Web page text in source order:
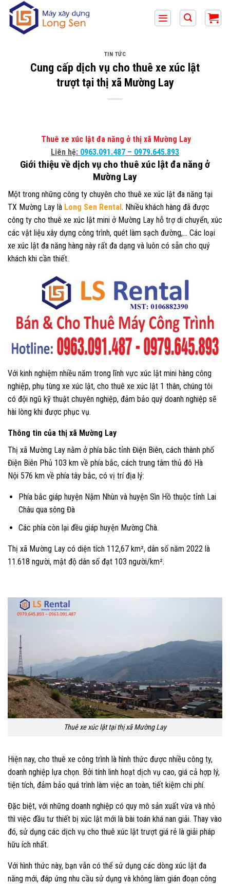
qua
TIN TỨC
Cung cấp dịch vụ cho thuê xe xúc lật
trượt tại thị xã Mường Lay
Thuê xe xúc lật đa năng ở thị xã Mường Lay
Liên hệ: 0963.091.487 – 0979.645.893
Giới thiệu về dịch vụ cho thuê xúc lật đa năng ở
Mường Lay
Một trong những công ty chuyên cho thuê xe xúc lật đa năng tại
TX Mường Lay là Long Sen Rental . Nhiều khách hàng đã được
công ty cho thuê xe xúc lật mini ở Mường Lay hỗ trợ di chuyển, xúc
các vật liệu xây dựng công trình, quét làm sạch đường,… Các loại
xe xúc lật đa năng hàng này rất đa dạng và luôn có sẵn cho quý
khách khi cần thiết.
Với kinh nghiệm nhiều năm trong lĩnh vực xúc lật mini hàng công
nghiệp, phụ tùng xe xúc lật, cho thuê xe xúc lật 1 thân, chúng tôi
có đội ngũ kỹ thuật chuyên nghiệp, đảm bảo quý doanh nghiệp sẽ
hài lòng khi được phục vụ.
Thông tin của thị xã Mường Lay
Thị xã Mường Lay nằm ở phía bắc tỉnh Điện Biên, cách thành phố
Điện Biên Phủ 103 km về phía bắc, cách trung tâm thủ đô Hà
Nội 576 km về phía tây bắc, có vị trí địa lý:
Phía bắc giáp huyện Nậm Nhùn và huyện Sìn Hồ thuộc tỉnh Lai
Châu qua sông Đà
Các phía còn lại đều giáp huyện Mường Chà.
Thị xã Mường Lay có diện tích 112,67 km², dân số năm 2022 là
11.618 người, mật độ dân số đạt 103 người/km².
Thuê xe xúc lật tại thị xã Mường Lay
Hiện nay, cho thuê xe công trình là hình thức được nhiều công ty,
doanh nghiệp lựa chọn. Bởi tính linh hoạt dịch vụ cao, giá cả hợp lý,
tiện tích, đảm bảo quá trình làm việc an toàn, tiết kiệm chi phí.
Đặc biệt, với những doanh nghiệp có quy mô sản xuất vừa và nhỏ
thì việc đầu tư thiết bị xúc lật mới là bài toán khá nan giải. Thay vào
đó, sử dụng các dịch vụ cho thuê xúc lật trượt giá rẻ là giải pháp
hữu ích nhất.
Với hình thức này, bạn vẫn có thể sử dụng các dòng xúc lật đa
năng mới, đáp ứng nhu cầu sử dụng và không làm gián đoạn công